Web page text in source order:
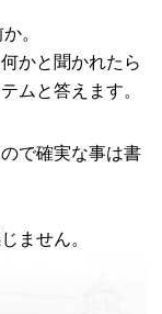
。
かと聞かれたら
ムと答えます。
で確実な事は書
ません。